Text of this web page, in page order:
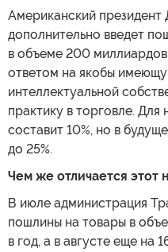
Американский президент
дополнительно введет
в объеме 200
ответом на якобы
интеллектуальной
практику в торговле.
составит 10%, но в
до 25%.
Чем же отличается этот
В июле администрация
пошлины на товары в
в год, а в августе еще на